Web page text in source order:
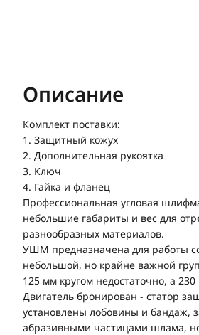
Описание
Комплект поставки:
1. Защитный кожух
2. Дополнительная рукоятка
3. Ключ
4. Гайка и фланец
Профессиональная угловая
небольшие габариты и вес для
разнообразных материалов.
УШМ предназначена для работы
небольшой, но крайне важной
125 мм кругом недостаточно, а
Двигатель бронирован - статор
установлены лобовины и бандаж,
абразивными частицами шлама,